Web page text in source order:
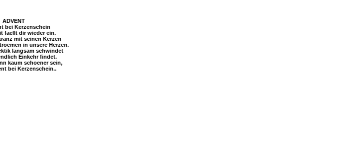
ADVENT
bei Kerzenschein
faellt dir wieder ein.
mit seinen Kerzen
in unsere Herzen.
langsam schwindet
Einkehr findet.
kaum schoener sein,
bei Kerzenschein..